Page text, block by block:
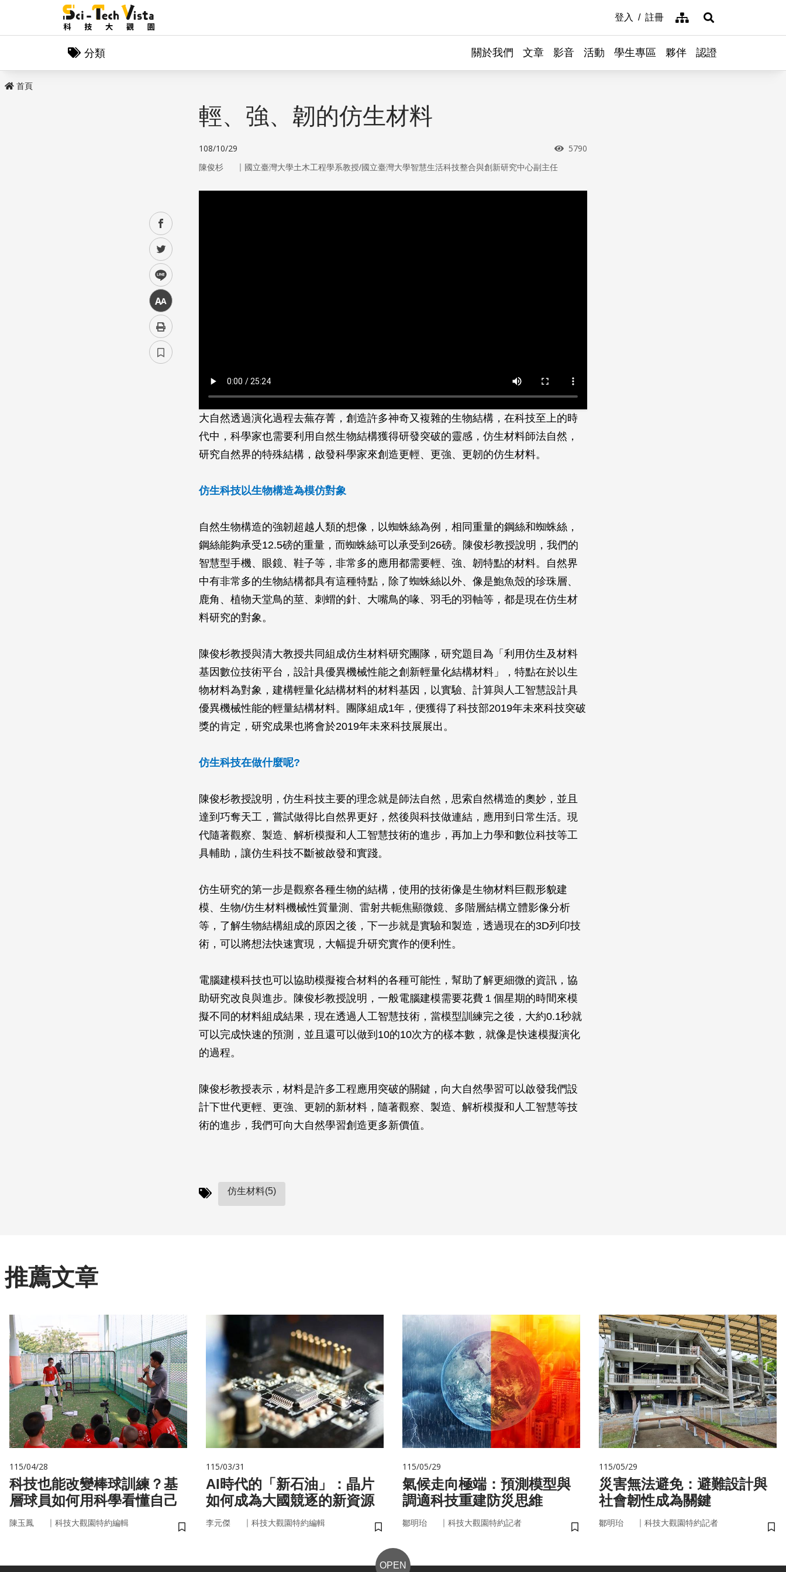
登入 註冊 網站導覽展開搜尋
分類 關於我們 文章 影音 活動 學生專區 夥伴 認證
首頁
facebook
twitter
line
中
輕、強、韌的仿生材料
108/10/29 瀏覽次數
5790
陳俊杉 ｜ 國立臺灣大學土木工程學系教授/國立臺灣大學智慧生活科技整合與創新研究中心副主任
大自然透過演化過程去蕪存菁，創造許多神奇又複雜的生物結構，在科技至上的時
代中，科學家也需要利用自然生物結構獲得研發突破的靈感，仿生材料師法自然，
研究自然界的特殊結構，啟發科學家來創造更輕、更強、更韌的仿生材料。
仿生科技以生物構造為模仿對象
自然生物構造的強韌超越人類的想像，以蜘蛛絲為例，相同重量的鋼絲和蜘蛛絲，
鋼絲能夠承受12.5磅的重量，而蜘蛛絲可以承受到26磅。陳俊杉教授說明，我們的
智慧型手機、眼鏡、鞋子等，非常多的應用都需要輕、強、韌特點的材料。自然界
中有非常多的生物結構都具有這種特點，除了蜘蛛絲以外、像是鮑魚殼的珍珠層、
鹿角、植物天堂鳥的莖、刺蝟的針、大嘴鳥的喙、羽毛的羽軸等，都是現在仿生材
料研究的對象。
陳俊杉教授與清大教授共同組成仿生材料研究團隊，研究題目為「利用仿生及材料
基因數位技術平台，設計具優異機械性能之創新輕量化結構材料」，特點在於以生
物材料為對象，建構輕量化結構材料的材料基因，以實驗、計算與人工智慧設計具
優異機械性能的輕量結構材料。團隊組成1年，便獲得了科技部2019年未來科技突破
獎的肯定，研究成果也將會於2019年未來科技展展出。
仿生科技在做什麼呢?
陳俊杉教授說明，仿生科技主要的理念就是師法自然，思索自然構造的奧妙，並且
達到巧奪天工，嘗試做得比自然界更好，然後與科技做連結，應用到日常生活。現
代隨著觀察、製造、解析模擬和人工智慧技術的進步，再加上力學和數位科技等工
具輔助，讓仿生科技不斷被啟發和實踐。
仿生研究的第一步是觀察各種生物的結構，使用的技術像是生物材料巨觀形貌建
模、生物/仿生材料機械性質量測、雷射共軛焦顯微鏡、多階層結構立體影像分析
等，了解生物結構組成的原因之後，下一步就是實驗和製造，透過現在的3D列印技
術，可以將想法快速實現，大幅提升研究實作的便利性。
電腦建模科技也可以協助模擬複合材料的各種可能性，幫助了解更細微的資訊，協
助研究改良與進步。陳俊杉教授說明，一般電腦建模需要花費１個星期的時間來模
擬不同的材料組成結果，現在透過人工智慧技術，當模型訓練完之後，大約0.1秒就
可以完成快速的預測，並且還可以做到10的10次方的樣本數，就像是快速模擬演化
的過程。
陳俊杉教授表示，材料是許多工程應用突破的關鍵，向大自然學習可以啟發我們設
計下世代更輕、更強、更韌的新材料，隨著觀察、製造、解析模擬和人工智慧等技
術的進步，我們可向大自然學習創造更多新價值。
仿生材料(5)
推薦文章
115/04/28
科技也能改變棒球訓練？基
層球員如何用科學看懂自己
陳玉鳳 ｜ 科技大觀園特約編輯
儲存書籤
115/03/31
AI時代的「新石油」：晶片
如何成為大國競逐的新資源
李元傑 ｜ 科技大觀園特約編輯
儲存書籤
115/05/29
氣候走向極端：預測模型與
調適科技重建防災思維
鄒明珆 ｜ 科技大觀園特約記者
儲存書籤
115/05/29
災害無法避免：避難設計與
社會韌性成為關鍵
鄒明珆 ｜ 科技大觀園特約記者
儲
OPEN